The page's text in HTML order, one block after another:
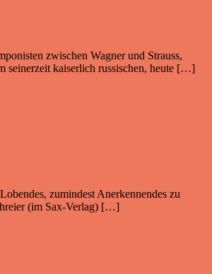
zwischen Wagner und Strauss,
seinerzeit kaiserlich russischen, heute […]
zumindest Anerkennendes zu
(im Sax-Verlag) […]